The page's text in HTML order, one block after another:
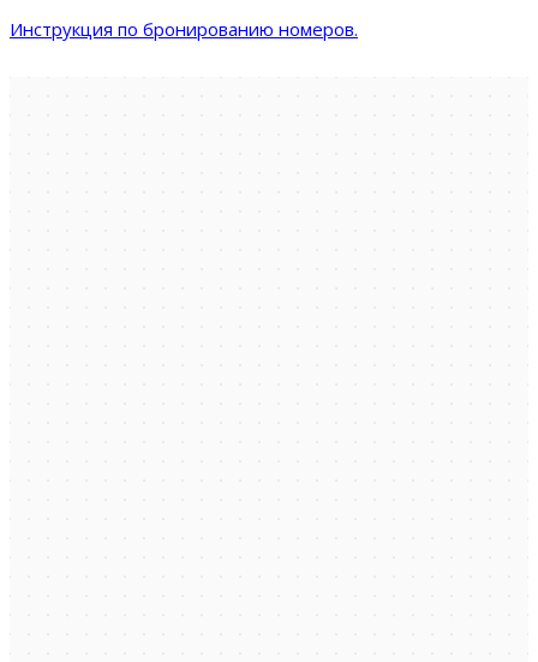
Инструкция по бронированию номеров.